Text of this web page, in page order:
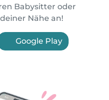
Babysitter oder
Nähe an!
Google Play